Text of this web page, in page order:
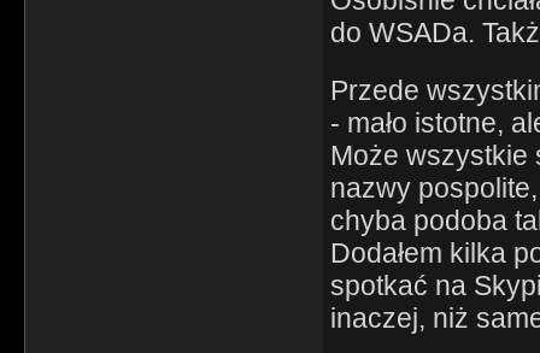
do WSADa.
Przede
- mało istotne,
Może wszystkie
nazwy
chyba podoba
Dodałem kilka
spotkać na
inaczej, niż